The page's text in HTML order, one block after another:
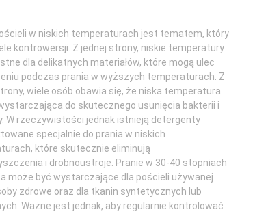
w niskich temperaturach jest tematem, który
kontrowersji. Z jednej strony, niskie temperatury
dla delikatnych materiałów, które mogą ulec
podczas prania w wyższych temperaturach. Z
wiele osób obawia się, że niska temperatura
do skutecznego usunięcia bakterii i
W rzeczywistości jednak istnieją detergenty
specjalnie do prania w niskich
które skutecznie eliminują
i drobnoustroje. Pranie w 30-40 stopniach
może być wystarczające dla pościeli używanej
zdrowe oraz dla tkanin syntetycznych lub
Ważne jest jednak, aby regularnie kontrolować